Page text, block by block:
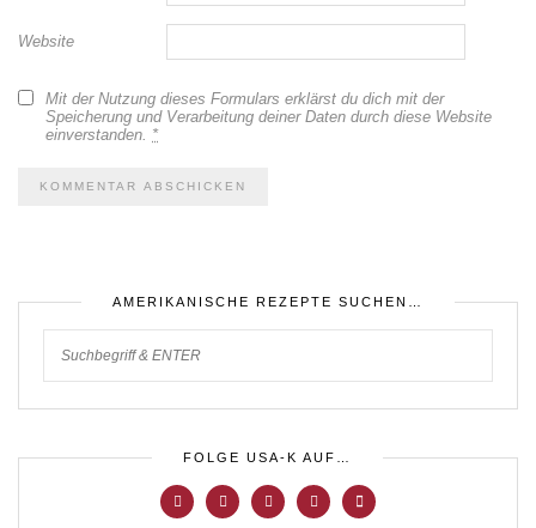
Website
Mit der Nutzung dieses Formulars erklärst du dich mit der
Speicherung und Verarbeitung deiner Daten durch diese Website
einverstanden. *
AMERIKANISCHE REZEPTE SUCHEN…
FOLGE USA-K AUF…